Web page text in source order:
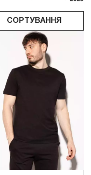
СОРТУВАННЯ